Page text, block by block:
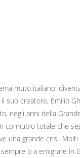
muto italiano,
suo creatore, Emilio
negli anni della
connubio totale che
una grande crisi.
o a emigrare in